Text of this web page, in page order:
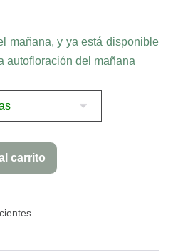
mañana, y ya está disponible
autofloración del mañana
carrito